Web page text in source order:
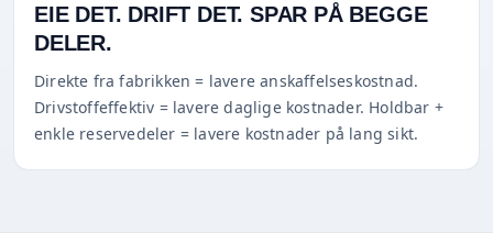
EIE DET. DRIFT DET. SPAR PÅ BEGGE
DELER.
Direkte fra fabrikken = lavere anskaffelseskostnad.
Drivstoffeffektiv = lavere daglige kostnader. Holdbar +
enkle reservedeler = lavere kostnader på lang sikt.